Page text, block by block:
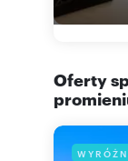
Oferty